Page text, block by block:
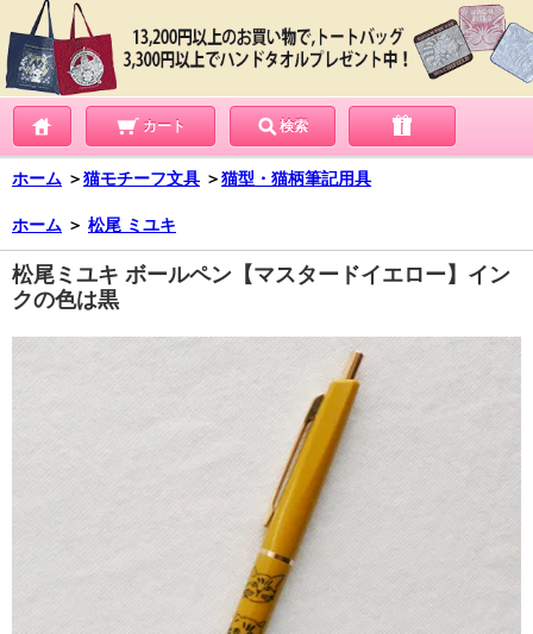
カート 検索
ホーム ＞猫モチーフ文具 ＞猫型・猫柄筆記用具
ホーム ＞ 松尾 ミユキ
松尾ミユキ ボールペン【マスタードイエロー】イン
クの色は黒